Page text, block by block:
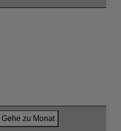
Gehe zu Monat